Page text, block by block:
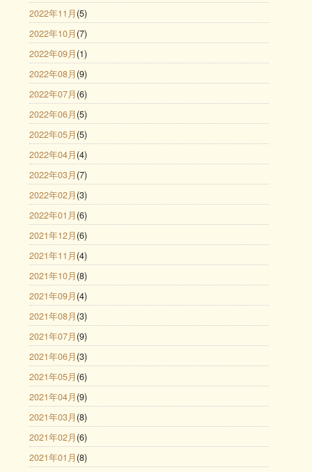
2022年11月 (5)
2022年10月 (7)
2022年09月 (1)
2022年08月 (9)
2022年07月 (6)
2022年06月 (5)
2022年05月 (5)
2022年04月 (4)
2022年03月 (7)
2022年02月 (3)
2022年01月 (6)
2021年12月 (6)
2021年11月 (4)
2021年10月 (8)
2021年09月 (4)
2021年08月 (3)
2021年07月 (9)
2021年06月 (3)
2021年05月 (6)
2021年04月 (9)
2021年03月 (8)
2021年02月 (6)
2021年01月 (8)